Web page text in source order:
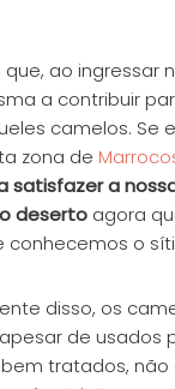
ao ingressar
a contribuir
camelos. Se
zona de
satisfazer a
deserto agora
conhecemos o
disso, os
de usados
tratados, não